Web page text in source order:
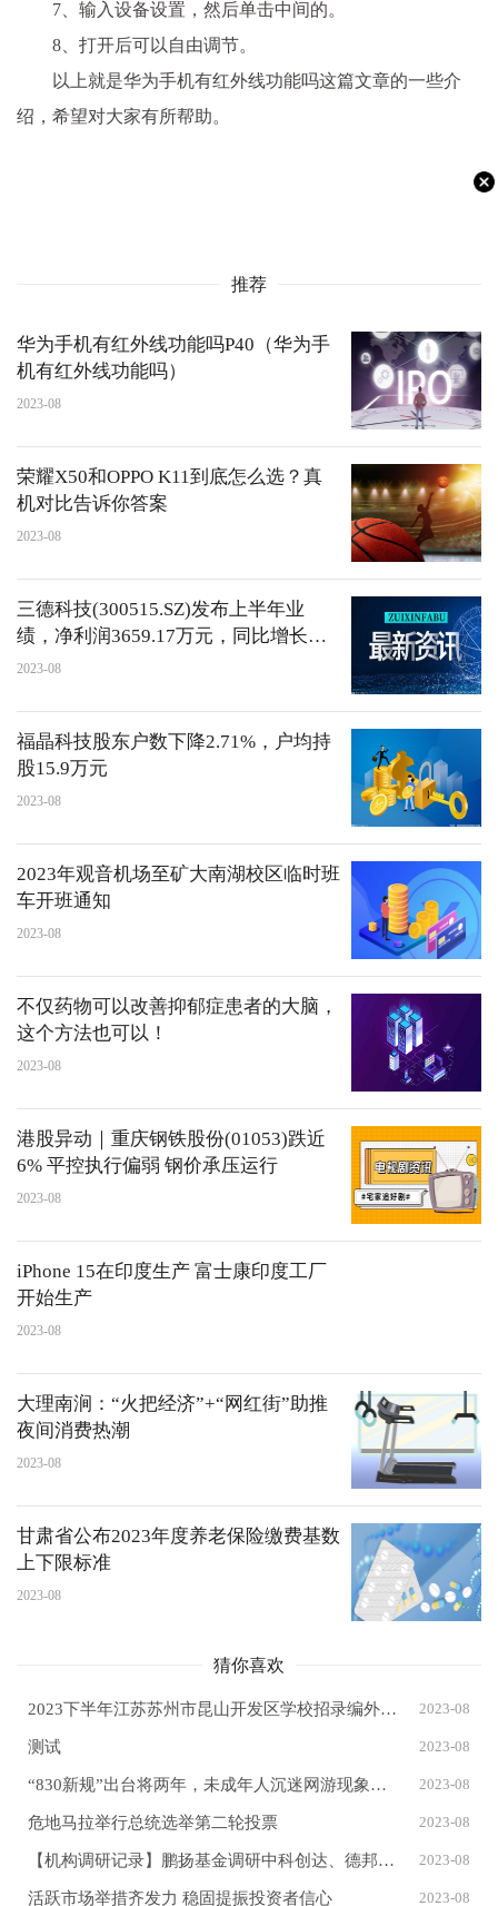
7、输入设备设置，然后单击中间的。
8、打开后可以自由调节。
以上就是华为手机有红外线功能吗这篇文章的一些介
绍，希望对大家有所帮助。
推荐
华为手机有红外线功能吗P40（华为手
机有红外线功能吗）
2023-08
荣耀X50和OPPO K11到底怎么选？真
机对比告诉你答案
2023-08
三德科技(300515.SZ)发布上半年业
绩，净利润3659.17万元，同比增长
0.93%
2023-08
福晶科技股东户数下降2.71%，户均持
股15.9万元
2023-08
2023年观音机场至矿大南湖校区临时班
车开班通知
2023-08
不仅药物可以改善抑郁症患者的大脑，
这个方法也可以！
2023-08
港股异动｜重庆钢铁股份(01053)跌近
6% 平控执行偏弱 钢价承压运行
2023-08
iPhone 15在印度生产 富士康印度工厂
开始生产
2023-08
大理南涧：“火把经济”+“网红街”助推
夜间消费热潮
2023-08
甘肃省公布2023年度养老保险缴费基数
上下限标准
2023-08
猜你喜欢
2023下半年江苏苏州市昆山开发区学校招录编外辅助性人员笔试成绩、进入资格复审查询公告 2023-08
测试 2023-08
“830新规”出台将两年，未成年人沉迷网游现象缓解了吗？ 2023-08
危地马拉举行总统选举第二轮投票 2023-08
【机构调研记录】鹏扬基金调研中科创达、德邦股份等3只个股（附名单） 2023-08
活跃市场举措齐发力 稳固提振投资者信心 2023-08